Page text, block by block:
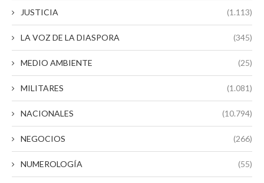
JUSTICIA (1.113)
LA VOZ DE LA DIASPORA (345)
MEDIO AMBIENTE (25)
MILITARES (1.081)
NACIONALES (10.794)
NEGOCIOS (266)
NUMEROLOGÍA (55)